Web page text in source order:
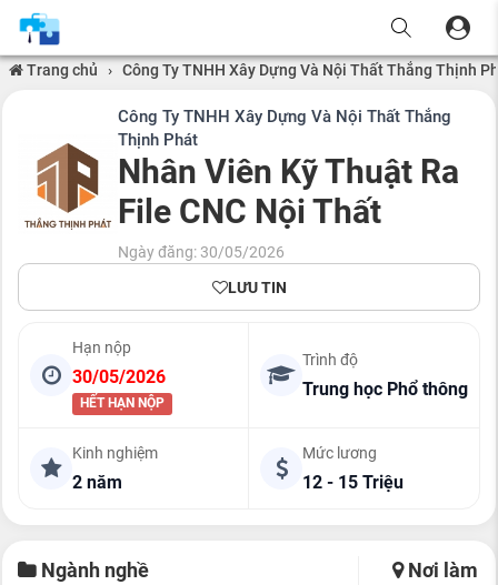
Trang chủ › Công Ty TNHH Xây Dựng Và Nội Thất Thắng Thịnh
Công Ty TNHH Xây Dựng Và Nội Thất Thắng
Thịnh Phát
Nhân Viên Kỹ Thuật Ra
File CNC Nội Thất
Ngày đăng: 30/05/2026
LƯU TIN
Hạn nộp
30/05/2026
HẾT HẠN NỘP
Trình độ
Trung học Phổ thông
Kinh nghiệm
2 năm
Mức lương
12 - 15 Triệu
Ngành nghề Nơi làm